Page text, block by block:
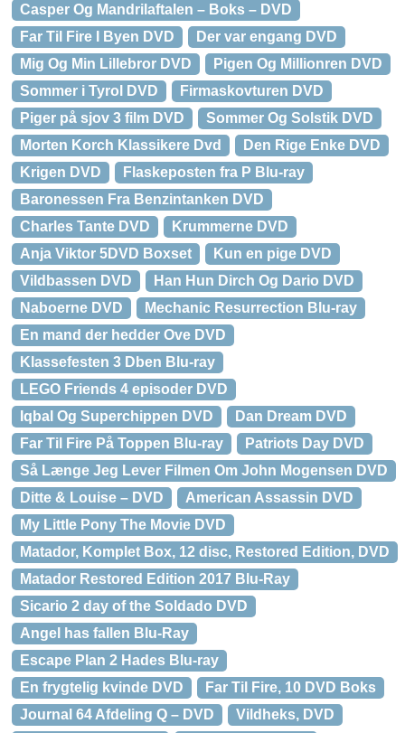
Casper Og Mandrilaftalen – Boks – DVD
Far Til Fire I Byen DVD
Der var engang DVD
Mig Og Min Lillebror DVD
Pigen Og Millionren DVD
Sommer i Tyrol DVD
Firmaskovturen DVD
Piger på sjov 3 film DVD
Sommer Og Solstik DVD
Morten Korch Klassikere Dvd
Den Rige Enke DVD
Krigen DVD
Flaskeposten fra P Blu-ray
Baronessen Fra Benzintanken DVD
Charles Tante DVD
Krummerne DVD
Anja Viktor 5DVD Boxset
Kun en pige DVD
Vildbassen DVD
Han Hun Dirch Og Dario DVD
Naboerne DVD
Mechanic Resurrection Blu-ray
En mand der hedder Ove DVD
Klassefesten 3 Dben Blu-ray
LEGO Friends 4 episoder DVD
Iqbal Og Superchippen DVD
Dan Dream DVD
Far Til Fire På Toppen Blu-ray
Patriots Day DVD
Så Længe Jeg Lever Filmen Om John Mogensen DVD
Ditte & Louise – DVD
American Assassin DVD
My Little Pony The Movie DVD
Matador, Komplet Box, 12 disc, Restored Edition, DVD
Matador Restored Edition 2017 Blu-Ray
Sicario 2 day of the Soldado DVD
Angel has fallen Blu-Ray
Escape Plan 2 Hades Blu-ray
En frygtelig kvinde DVD
Far Til Fire, 10 DVD Boks
Journal 64 Afdeling Q – DVD
Vildheks, DVD